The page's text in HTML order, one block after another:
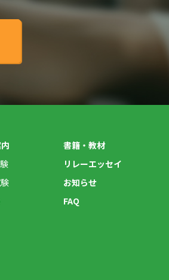
書籍・教材
リレーエッセイ
お知らせ
FAQ